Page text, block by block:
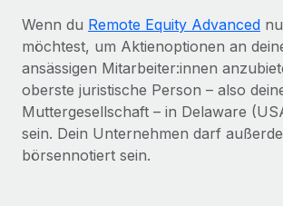
Wenn du Remote Equity Advanced
möchtest, um Aktienoptionen an
ansässigen Mitarbeiter:innen
oberste juristische Person – also
Muttergesellschaft – in Delaware
sein. Dein Unternehmen darf
börsennotiert sein.